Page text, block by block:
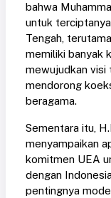
bahwa
untuk
Tengah,
memiliki banyak
mewujudkan visi
mendorong
beragama.
Sementara itu,
menyampaikan
komitmen UEA
dengan
pentingnya